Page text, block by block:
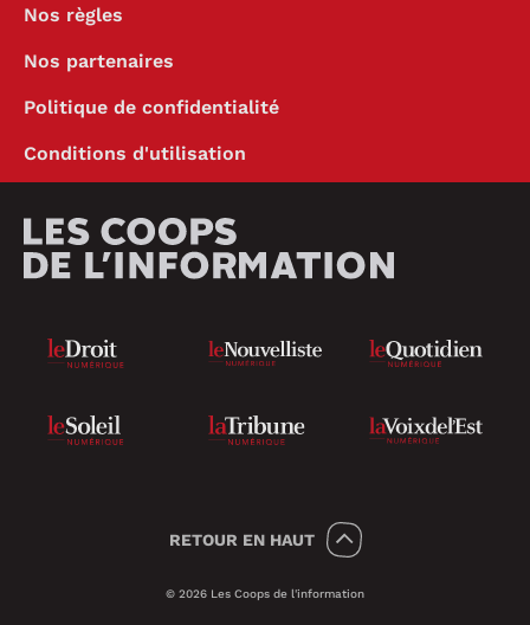
Nos règles
Nos partenaires
Politique de confidentialité
Conditions d'utilisation
RETOUR EN HAUT
© 2026 Les Coops de l'information